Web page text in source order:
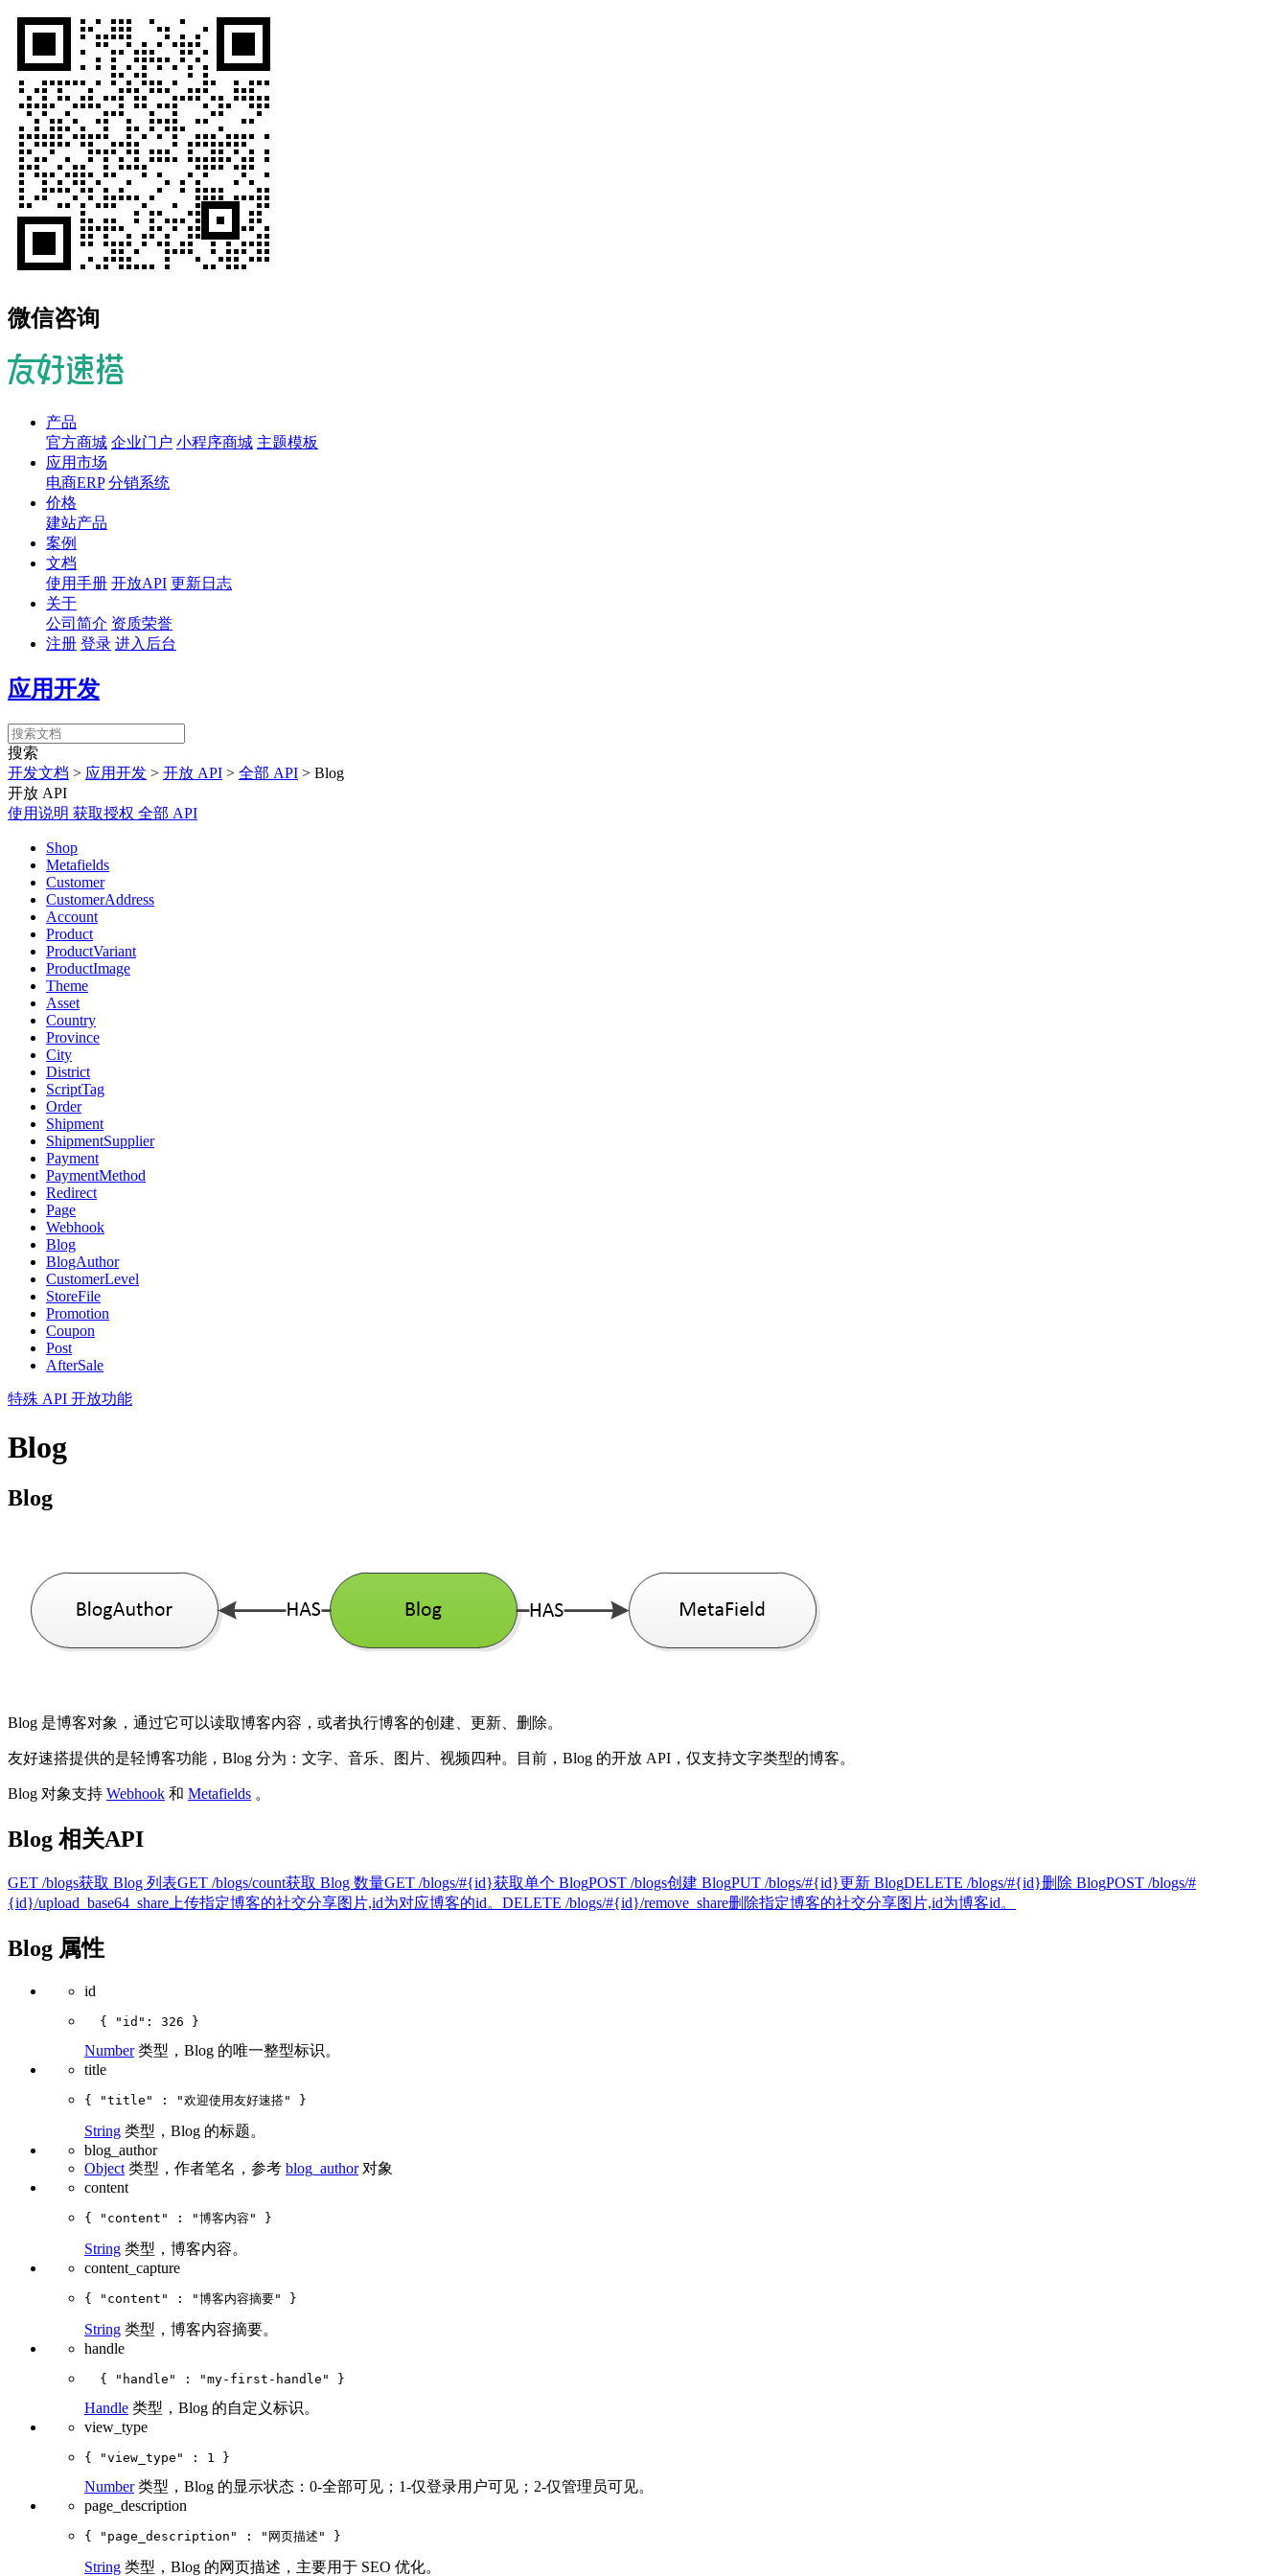
微信咨询
产品
官方商城 企业门户 小程序商城 主题模板
应用市场
电商ERP 分销系统
价格
建站产品
案例
文档
使用手册 开放API 更新日志
关于
公司简介 资质荣誉
注册 登录 进入后台
应用开发
搜索
开发文档 > 应用开发 > 开放 API > 全部 API > Blog
开放 API
使用说明 获取授权 全部 API
Shop
Metafields
Customer
CustomerAddress
Account
Product
ProductVariant
ProductImage
Theme
Asset
Country
Province
City
District
ScriptTag
Order
Shipment
ShipmentSupplier
Payment
PaymentMethod
Redirect
Page
Webhook
Blog
BlogAuthor
CustomerLevel
StoreFile
Promotion
Coupon
Post
AfterSale
特殊 API 开放功能
Blog
Blog
Blog 是博客对象，通过它可以读取博客内容，或者执行博客的创建、更新、删除。
友好速搭提供的是轻博客功能，Blog 分为：文字、音乐、图片、视频四种。目前，Blog 的开放 API，仅支持文字类型的博客。
Blog 对象支持 Webhook 和 Metafields 。
Blog 相关API
GET /blogs获取 Blog 列表GET /blogs/count获取 Blog 数量GET /blogs/#{id}获取单个 BlogPOST /blogs创建 BlogPUT /blogs/#{id}更新 BlogDELETE /blogs/#{id}删除 BlogPOST /blogs/#
{id}/upload_base64_share 上传指定博客的社交分享图片,id为对应博客的id。 DELETE /blogs/#{id}/remove_share删除指定博客的社交分享图片,id为博客id。
Blog 属性
id
Number类型，Blog 的唯一整型标识。
title
String 类型，Blog 的标题。
blog_author
Object 类型，作者笔名，参考 blog_author对象
content
String 类型，博客内容。
content_capture
String 类型，博客内容摘要。
handle
Handle 类型，Blog 的自定义标识。
view_type
Number类型，Blog 的显示状态：0-全部可见；1-仅登录用户可见；2-仅管理员可见。
page_description
String 类型，Blog 的网页描述，主要用于 SEO 优化。